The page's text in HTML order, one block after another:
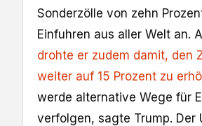
Sonderzölle von zehn
Einfuhren aus aller Welt an.
drohte er zudem damit, den
weiter auf 15 Prozent zu
werde alternative Wege für
verfolgen, sagte Trump. Der